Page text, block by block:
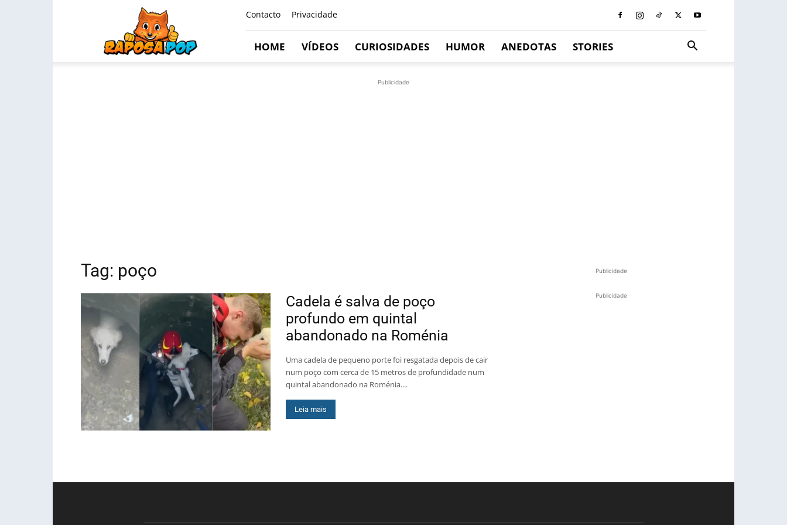
Contacto Privacidade
HOME VÍDEOS CURIOSIDADES HUMOR ANEDOTAS STORIES
Publicidade
Tag: poço
Cadela é salva de poço
profundo em quintal
abandonado na Roménia
Uma cadela de pequeno porte foi resgatada depois de cair
num poço com cerca de 15 metros de profundidade num
quintal abandonado na Roménia....
Leia mais
Publicidade
Publicidade